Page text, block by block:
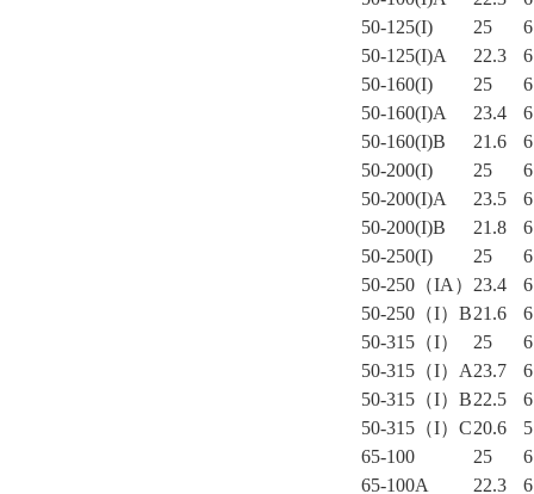
50-125(I)
25
50-125(I)A
22.3
50-160(I)
25
50-160(I)A
23.4
50-160(I)B
21.6
6
50-200(I)
25
50-200(I)A
23.5
50-200(I)B
21.8
50-250(I)
25
50-250（IA） 23.4
50-250（I）B21.6
6
50-315（I）
25
50-315（I）A23.7
50-315（I）B22.5
50-315（I）C20.6
65-100
25
65-100A
22.3